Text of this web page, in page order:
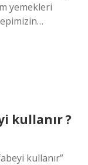
yemekleri
kullanır ?
kullanır”